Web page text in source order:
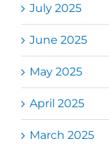
July 2025
June 2025
May 2025
April 2025
March 2025